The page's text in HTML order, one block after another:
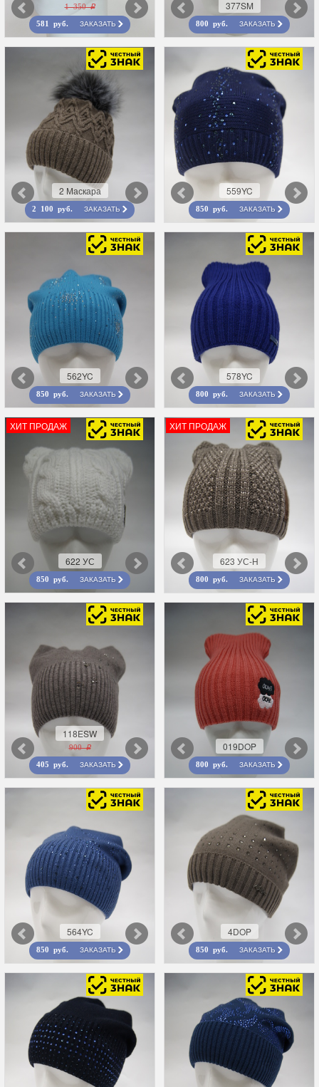
1 350 r
581 руб. ЗАКАЗАТЬ
377SM
800 руб. ЗАКАЗАТЬ
2 Маскара
2 100 руб. ЗАКАЗАТЬ
559YC
850 руб. ЗАКАЗАТЬ
562YC
850 руб. ЗАКАЗАТЬ
578YC
800 руб. ЗАКАЗАТЬ
ХИТ ПРОДАЖ
622 УС
850 руб. ЗАКАЗАТЬ
ХИТ ПРОДАЖ
623 УС-Н
800 руб. ЗАКАЗАТЬ
118ESW
900 r
405 руб. ЗАКАЗАТЬ
019DOP
800 руб. ЗАКАЗАТЬ
564YC
850 руб. ЗАКАЗАТЬ
4DOP
850 руб. ЗАКАЗАТЬ